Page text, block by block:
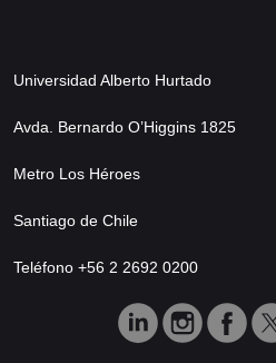
Universidad Alberto Hurtado
Avda. Bernardo O’Higgins 1825
Metro Los Héroes
Santiago de Chile
Teléfono +56 2 2692 0200